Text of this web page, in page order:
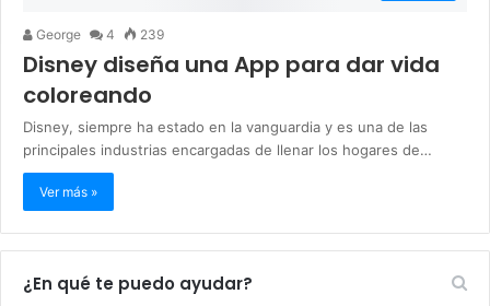
George 4 239
Disney diseña una App para dar vida
coloreando
Disney, siempre ha estado en la vanguardia y es una de las
principales industrias encargadas de llenar los hogares de…
Ver más »
¿En qué te puedo ayudar?